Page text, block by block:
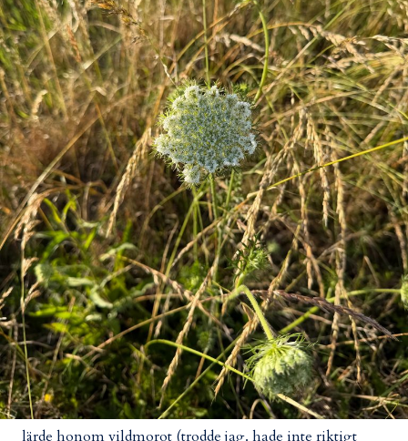
lärde honom vildmorot (trodde jag. hade inte riktigt